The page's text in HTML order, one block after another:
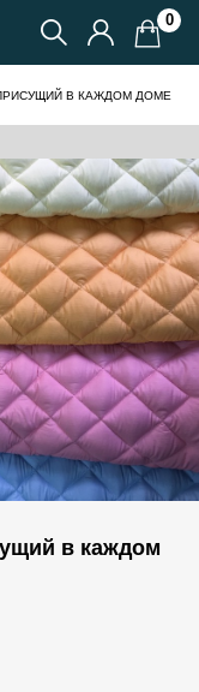
0
В КАЖДОМ ДОМЕ
в каждом